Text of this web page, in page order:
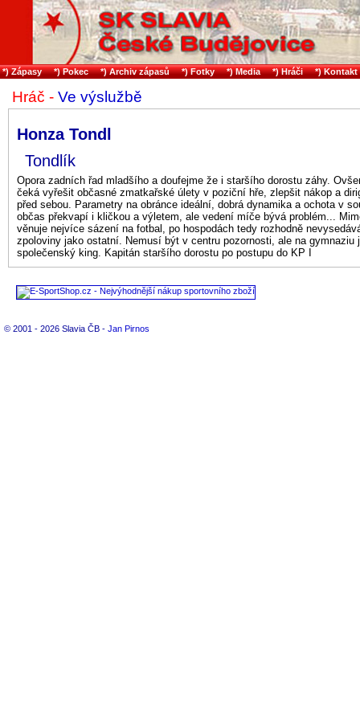
*) Zápasy *) Pokec *) Archiv zápasů *) Fotky *) Media *) Hráči *) Kontakt
Hráč - Ve výslužbě
Honza Tondl
Tondlík
Opora zadních řad mladšího a doufejme že i staršího dorostu záhy.
čeká vyřešit občasné zmatkařské úlety v poziční hře, zlepšit nákop a
před sebou. Parametry na obránce ideální, dobrá dynamika a ochota v
občas překvapí i kličkou a výletem, ale vedení míče bývá problém...
věnuje nejvíce sázení na fotbal, po hospodách tedy rozhodně
zpoloviny jako ostatní. Nemusí být v centru pozornosti, ale na gymnaziu
společenský king. Kapitán staršího dorostu po postupu do KP I
© 2001 - 2026 Slavia ČB - Jan Pirnos